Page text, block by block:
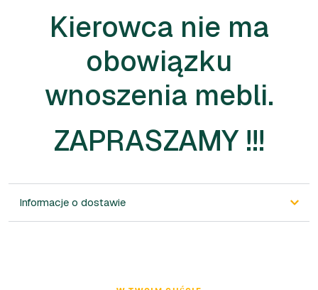
Kierowca nie ma
obowiązku
wnoszenia mebli.
ZAPRASZAMY !!!
Informacje o dostawie